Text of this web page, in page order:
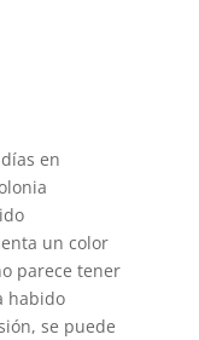
en
un color
parece tener
habido
se puede